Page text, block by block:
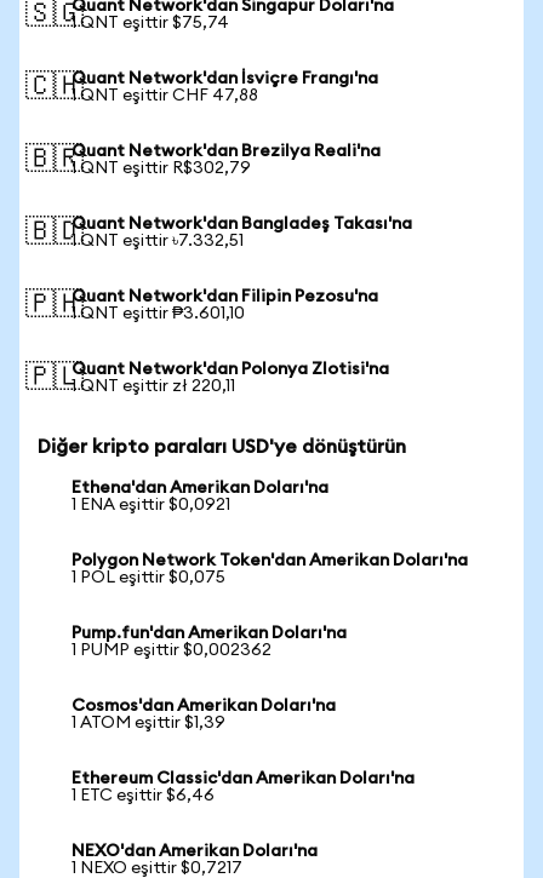
🇸🇬Quant Network'dan Singapur Doları'na
1 QNT eşittir $75,74
🇨🇭Quant Network'dan İsviçre Frangı'na
1 QNT eşittir CHF 47,88
🇧🇷Quant Network'dan Brezilya Reali'na
1 QNT eşittir R$302,79
🇧🇩Quant Network'dan Bangladeş Takası'na
1 QNT eşittir ৳7.332,51
🇵🇭Quant Network'dan Filipin Pezosu'na
1 QNT eşittir ₱3.601,10
🇵🇱Quant Network'dan Polonya Zlotisi'na
1 QNT eşittir zł 220,11
Diğer kripto paraları USD'ye dönüştürün
Ethena'dan Amerikan Doları'na
1 ENA eşittir $0,0921
Polygon Network Token'dan Amerikan Doları'na
1 POL eşittir $0,075
Pump.fun'dan Amerikan Doları'na
1 PUMP eşittir $0,002362
Cosmos'dan Amerikan Doları'na
1 ATOM eşittir $1,39
Ethereum Classic'dan Amerikan Doları'na
1 ETC eşittir $6,46
NEXO'dan Amerikan Doları'na
1 NEXO eşittir $0,7217